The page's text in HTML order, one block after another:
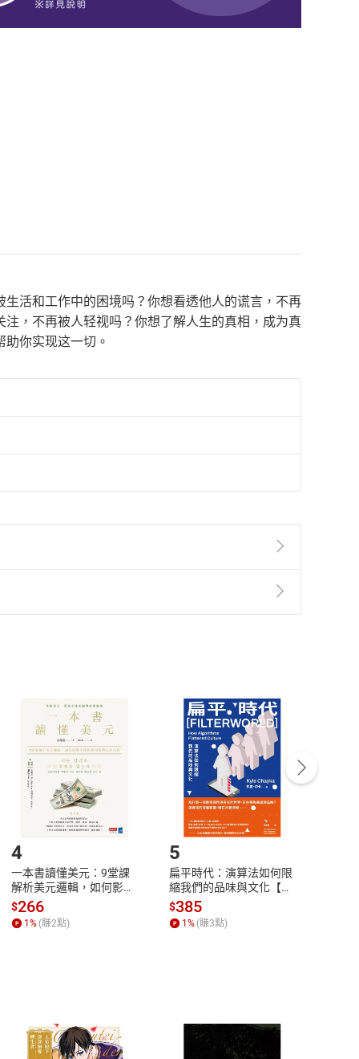
活和工作中的困境吗？你想看透他人的谎言，不再
，不再被人轻视吗？你想了解人生的真相，成为真
你实现这一切。
第2條第5款之規定，「非以有形媒介提供之數位
點選「瀏覽訂單明細」 「申請取消訂單/退
貨。
付款方式
Payment
完成訂單
Complete
號，下載書籍後看書
4
一本書讀懂美元：9堂課
解析美元邏輯，如何影響
全球經濟和每個人的投資
【電子書】
$266
1% (賺2點)
5
扁平時代：演算法如何限
縮我們的品味與文化【電
子書】
$385
1% (賺3點)